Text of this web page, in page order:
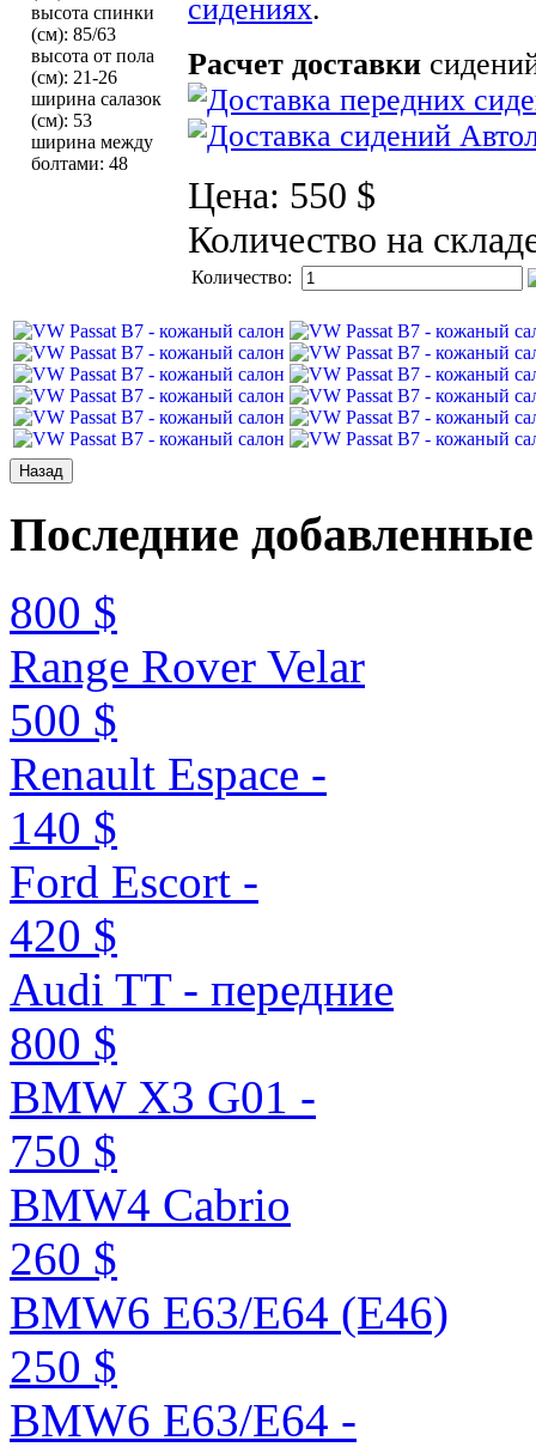
высота спинки
(см): 85/63
высота от пола
(см): 21-26
ширина салазок
(см): 53
ширина между
болтами: 48
сидениях.
Расчет доставки
Цена: 550 $
Количество на
Количество:
Последние добавленные
800 $
Range Rover Velar
500 $
Renault Espace -
140 $
Ford Escort -
420 $
Audi TT - передние
800 $
BMW X3 G01 -
750 $
BMW4 Cabrio
260 $
BMW6 E63/E64 (E46)
250 $
BMW6 E63/E64 -